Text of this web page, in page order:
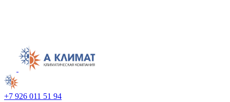
+7 926 011 51 94